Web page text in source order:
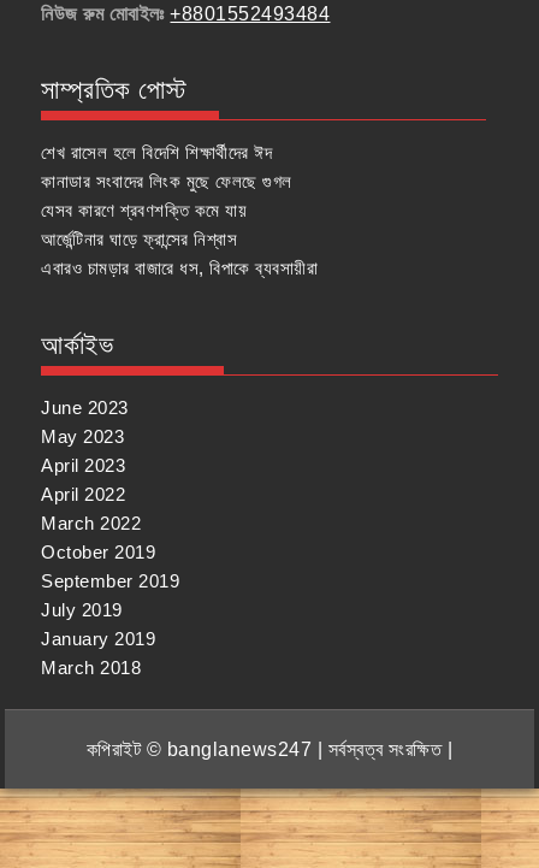
নিউজ রুম মোবাইলঃ+8801552493484
সাম্প্রতিক পোস্ট
শেখ রাসেল হলে বিদেশি শিক্ষার্থীদের ঈদ
কানাডার সংবাদের লিংক মুছে ফেলছে গুগল
যেসব কারণে শ্রবণশক্তি কমে যায়
আর্জেন্টিনার ঘাড়ে ফ্রান্সের নিশ্বাস
এবারও চামড়ার বাজারে ধস, বিপাকে ব্যবসায়ীরা
আর্কাইভ
June 2023
May 2023
April 2023
April 2022
March 2022
October 2019
September 2019
July 2019
January 2019
March 2018
কপিরাইট © banglanews247 | সর্বস্বত্ব সংরক্ষিত |